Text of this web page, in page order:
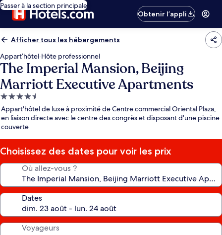
Passer à la section principale
Obtenir l’appli
Afficher tous les hébergements
Appart’hôtel·Hôte professionnel
The Imperial Mansion, Beijing
Marriott Executive Apartments
Hébergement
4.5 étoiles
Appart'hôtel de luxe à proximité de Centre commercial Oriental Plaza,
en liaison directe avec le centre des congrès et disposant d'une piscine
couverte
Choisissez des dates pour voir les prix
Où allez-vous ?
Dates
Voyageurs